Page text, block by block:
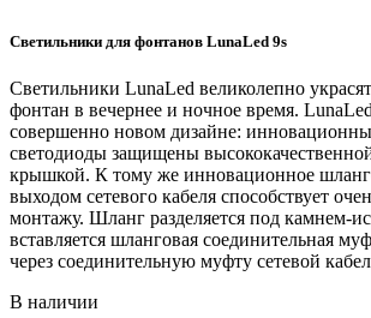
Светильники для фонтанов LunaLed 9s
Светильники LunaLed великолепно
фонтан в вечернее и ночное время.
совершенно новом дизайне:
светодиоды защищены
крышкой. К тому же инновационное
выходом сетевого кабеля способствует
монтажу. Шланг разделяется под камнем-
вставляется шланговая соединительная
через соединительную муфту сетевой
В наличии